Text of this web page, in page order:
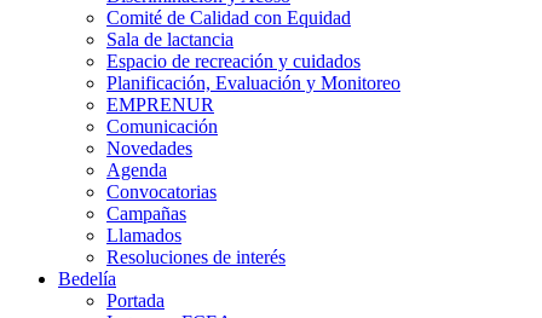
Comité de Calidad con Equidad
Sala de lactancia
Espacio de recreación y cuidados
Planificación, Evaluación y Monitoreo
EMPRENUR
Comunicación
Novedades
Agenda
Convocatorias
Campañas
Llamados
Resoluciones de interés
Bedelía
Portada